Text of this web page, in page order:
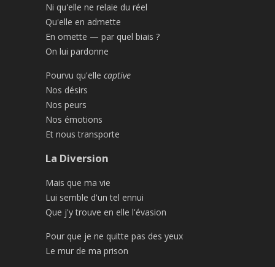
Ni qu'elle ne relaie du réel
Qu'elle en admette
En omette — par quel biais ?
On lui pardonne
Pourvu qu'elle captive
Nos désirs
Nos peurs
Nos émotions
Et nous transporte
La Diversion
Mais que ma vie
Lui semble d'un tel ennui
Que j'y trouve en elle l'évasion
Pour que je ne quitte pas des yeux
Le mur de ma prison